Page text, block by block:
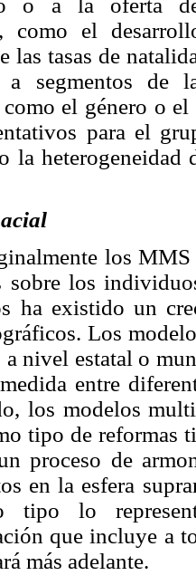
como el
las tasas de
a segmentos de
el género o
para el
la heterogeneidad
los
sobre los
ha existido un
Los
a nivel estatal o
entre
los modelos
tipo de reformas
proceso de
en la esfera
tipo lo
que incluye a
más adelante.